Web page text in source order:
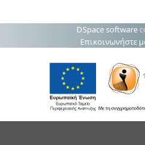
DSpace software
Επικοινωνήστε